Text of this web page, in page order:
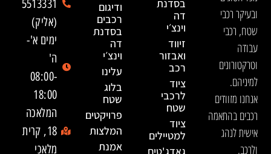
ובעיקר רכבי
שטח, רכבי
עבודה
וטרקטורונים
למיניהם.
אנחנו מזוודים
רכבים בהתאמה
אישית לנהג
ולרכב.
בסדנת
דה
וינצ׳י
זיווד
ואבזור
רכב
ציוד
לרכבי
שטח
ציוד
למטיילים
גאדג'טים
ודיגום
רכבים
בסדנת
דה
וינצ׳י
עלינו
בלוג
שטח
פרויקטים
המלצות
אמנת
5513331
(אליק)
ימים א'-
ה'
08:00-
18:00
המלאכה
18, קרית
מלאכי